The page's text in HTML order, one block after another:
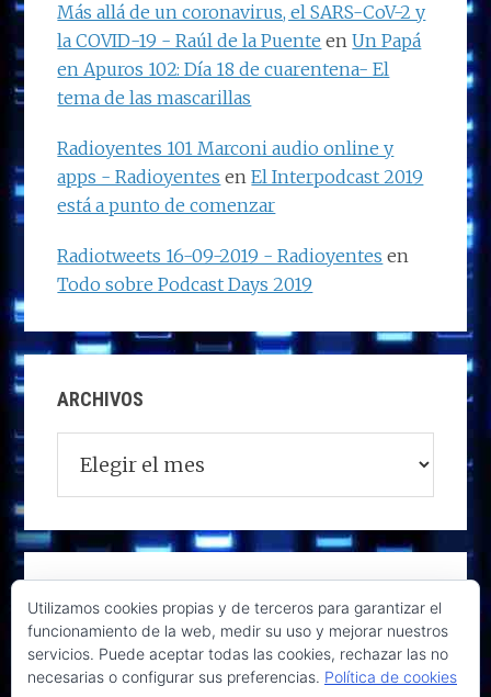
Más allá de un coronavirus, el SARS-CoV-2 y
la COVID-19 - Raúl de la Puente enUn Papá
en Apuros 102: Día 18 de cuarentena- El
tema de las mascarillas
Radioyentes 101 Marconi audio online y
apps - Radioyentes enEl Interpodcast 2019
está a punto de comenzar
Radiotweets 16-09-2019 - Radioyentes en
Todo sobre Podcast Days 2019
ARCHIVOS
Utilizamos cookies propias y de terceros para garantizar el
funcionamiento de la web, medir su uso y mejorar nuestros
servicios. Puede aceptar todas las cookies, rechazar las no
necesarias o configurar sus preferencias. Política de cookies